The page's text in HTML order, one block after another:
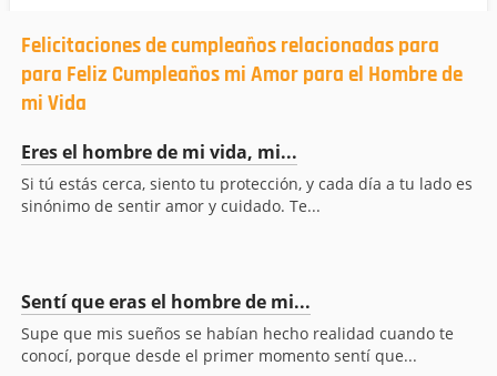
Felicitaciones de cumpleaños relacionadas para
para Feliz Cumpleaños mi Amor para el Hombre de
mi Vida
Eres el hombre de mi vida, mi...
Si tú estás cerca, siento tu protección, y cada día a tu lado es
sinónimo de sentir amor y cuidado. Te...
Sentí que eras el hombre de mi...
Supe que mis sueños se habían hecho realidad cuando te
conocí, porque desde el primer momento sentí que...